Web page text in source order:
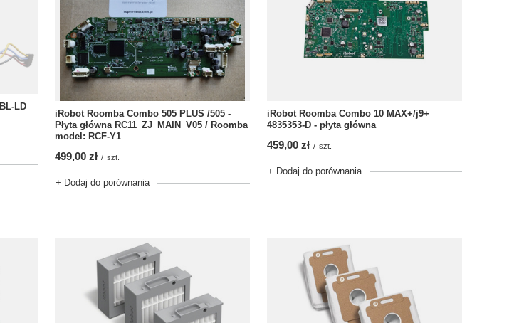
LD
iRobot Roomba Combo 505 PLUS /505 -
Płyta główna RC11_ZJ_MAIN_V05 / Roomba
model: RCF-Y1
499,00 zł / szt.
+ Dodaj do porównania
iRobot Roomba Combo 10 MAX+/j9+
4835353-D - płyta główna
459,00 zł / szt.
+ Dodaj do porównania